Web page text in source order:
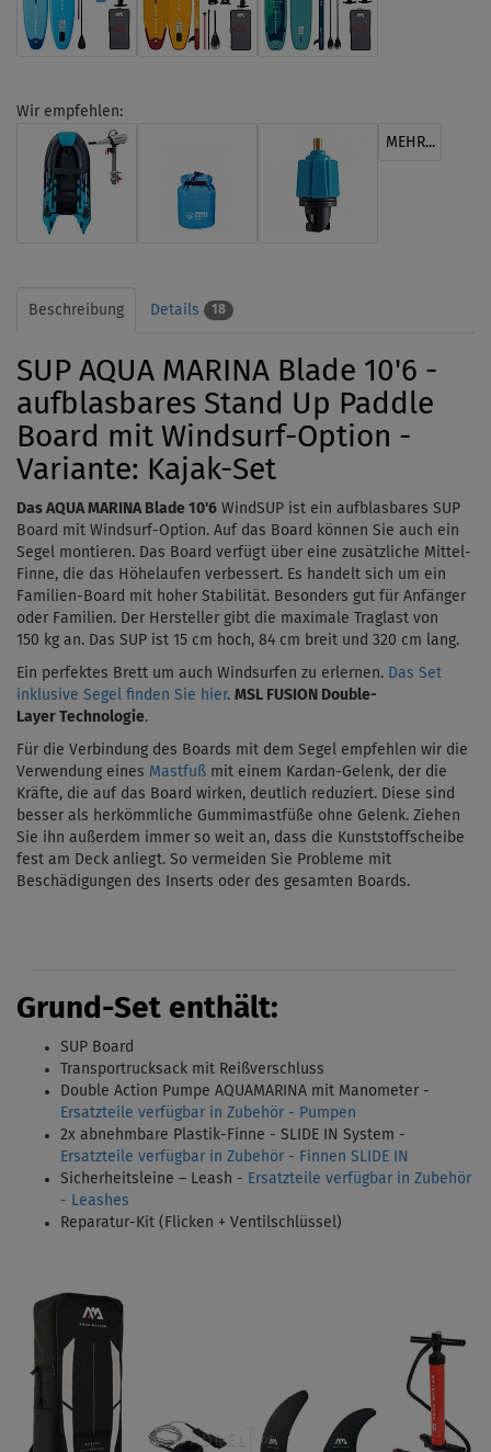
Wir empfehlen:
MEHR...
Beschreibung Details 18
SUP AQUA MARINA Blade 10'6 -
aufblasbares Stand Up Paddle
Board mit Windsurf-Option -
Variante: Kajak-Set
Das AQUA MARINA Blade 10'6 WindSUP ist ein aufblasbares SUP
Board mit Windsurf-Option. Auf das Board können Sie auch ein
Segel montieren. Das Board verfügt über eine zusätzliche Mittel-
Finne, die das Höhelaufen verbessert. Es handelt sich um ein
Familien-Board mit hoher Stabilität. Besonders gut für Anfänger
oder Familien. Der Hersteller gibt die maximale Traglast von
150 kg an. Das SUP ist 15 cm hoch, 84 cm breit und 320 cm lang.
Ein perfektes Brett um auch Windsurfen zu erlernen. Das Set
inklusive Segel finden Sie hier. MSL FUSION Double-
Layer Technologie.
Für die Verbindung des Boards mit dem Segel empfehlen wir die
Verwendung eines Mastfuß mit einem Kardan-Gelenk, der die
Kräfte, die auf das Board wirken, deutlich reduziert. Diese sind
besser als herkömmliche Gummimastfüße ohne Gelenk. Ziehen
Sie ihn außerdem immer so weit an, dass die Kunststoffscheibe
fest am Deck anliegt. So vermeiden Sie Probleme mit
Beschädigungen des Inserts oder des gesamten Boards.
Grund-Set enthält:
SUP Board
Transportrucksack mit Reißverschluss
Double Action Pumpe AQUAMARINA mit Manometer -
Ersatzteile verfügbar in Zubehör - Pumpen
2x abnehmbare Plastik-Finne - SLIDE IN System -
Ersatzteile verfügbar in Zubehör - Finnen SLIDE IN
Sicherheitsleine – Leash - Ersatzteile verfügbar in Zubehör
- Leashes
Reparatur-Kit (Flicken + Ventilschlüssel)